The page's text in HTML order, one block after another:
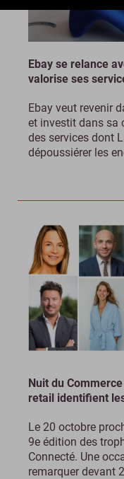
Ebay se relance
valorise ses
Ebay veut revenir
et investit dans sa
des services dont
dépoussiérer les
Nuit du
retail identifient
Le 20 octobre
9e édition des
Connecté. Une
remarquer devant